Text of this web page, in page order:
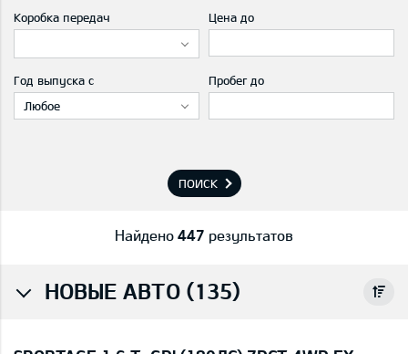
Коробка передач Цена до
Год выпуска с
Любое
Пробег до
ПОИСК
Найдено 447 результатов
НОВЫЕ АВТО (135)